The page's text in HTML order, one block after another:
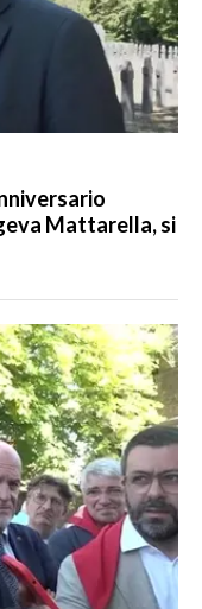
Mattarella, si